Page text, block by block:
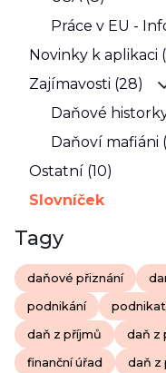
Práce v EU -
Novinky k aplikaci
Zajímavosti (28)
Daňové
Daňoví mafiáni
Ostatní (10)
Slovníček
Tagy
daňové přiznání
podnikání
daň z příjmů daň z
finanční úřad daň z